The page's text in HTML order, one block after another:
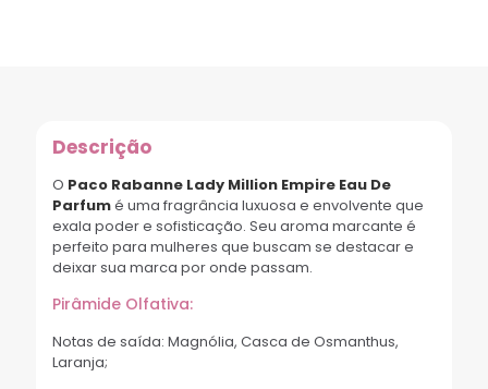
Descrição
O Paco Rabanne Lady Million Empire Eau De
Parfumé uma fragrância luxuosa e envolvente que
exala poder e sofisticação. Seu aroma marcante é
perfeito para mulheres que buscam se destacar e
deixar sua marca por onde passam.
Pirâmide Olfativa:
Notas de saída: Magnólia, Casca de Osmanthus,
Laranja;